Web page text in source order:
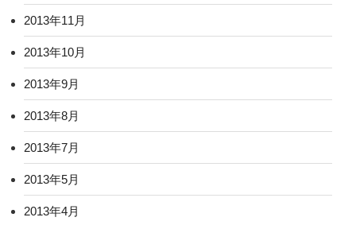
2013年11月
2013年10月
2013年9月
2013年8月
2013年7月
2013年5月
2013年4月